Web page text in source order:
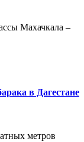
Махачкала –
в Дагестане
метров